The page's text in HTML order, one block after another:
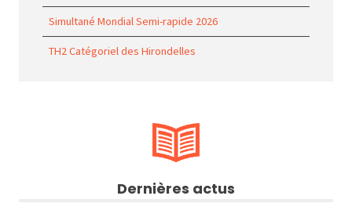
Simultané Mondial Semi-rapide 2026
TH2 Catégoriel des Hirondelles
Dernières actus